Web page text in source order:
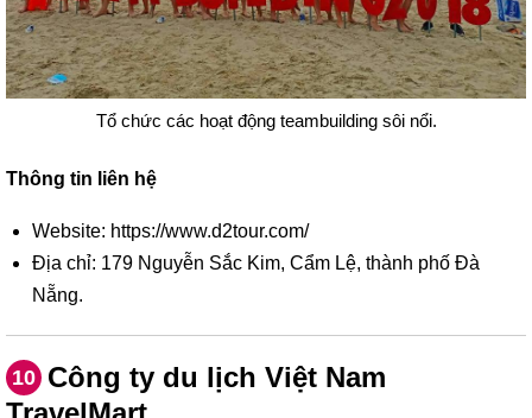
Tổ chức các hoạt động teambuilding sôi nổi.
Thông tin liên hệ
Website: https://www.d2tour.com/
Địa chỉ: 179 Nguyễn Sắc Kim, Cẩm Lệ, thành phố Đà
Nẵng.
10 Công ty du lịch Việt Nam